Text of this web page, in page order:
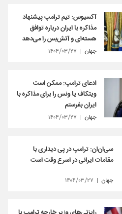
آکسیوس: تیم ترامپ پیشنهاد
مذاکره با ایران درباره توافق
هسته‌ای و آتش‌بس را می‌دهد
جهان ۱۴۰۴/۰۳/۲۷
ادعای ترامپ: ممکن است
ویتکاف یا ونس را برای مذاکره با
ایران بفرستم
جهان ۱۴۰۴/۰۳/۲۷
سی‌ان‌ان: ترامپ در پی دیداری با
مقامات ایرانی در اسرع وقت است
جهان ۱۴۰۴/۰۳/۲۷